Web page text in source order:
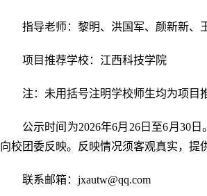
指导老师：黎明、洪国军、颜新新、
项目推荐学校：江西科技学院
注：未用括号注明学校师生均为项目
公示时间为2026年6月 26日至6月 30日
向校团委反映。反映情况须客观真实，提
联系邮箱： jxautw@qq.com